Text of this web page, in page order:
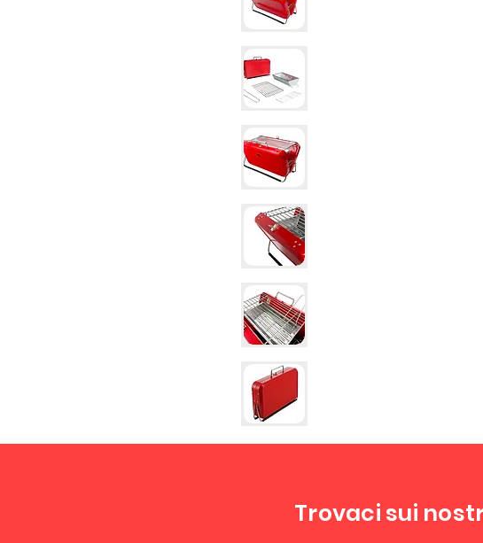
Trovaci sui